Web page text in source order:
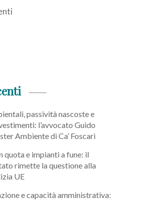
passività nascoste e
l’avvocato Guido
Ambiente di Ca’ Foscari
quota e impianti a fune: il
rimette la questione alla
UE
e capacità amministrativa: